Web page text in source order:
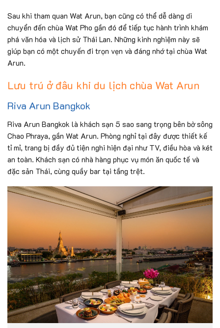
Sau khi tham quan Wat Arun, bạn cũng có thể dễ dàng di
chuyển đến chùa Wat Pho gần đó để tiếp tục hành trình khám
phá văn hóa và lịch sử Thái Lan. Những kinh nghiệm này sẽ
giúp bạn có một chuyến đi trọn vẹn và đáng nhớ tại chùa Wat
Arun.
Lưu trú ở đâu khi du lịch chùa Wat Arun
Riva Arun Bangkok
Riva Arun Bangkok là khách sạn 5 sao sang trọng bên bờ sông
Chao Phraya, gần Wat Arun. Phòng nghỉ tại đây được thiết kế
tỉ mỉ, trang bị đầy đủ tiện nghi hiện đại như TV, điều hòa và két
an toàn. Khách sạn có nhà hàng phục vụ món ăn quốc tế và
đặc sản Thái, cùng quầy bar tại tầng trệt.